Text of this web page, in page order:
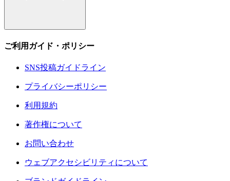
ご利用ガイド・ポリシー
SNS投稿ガイドライン
プライバシーポリシー
利用規約
著作権について
お問い合わせ
ウェブアクセシビリティについて